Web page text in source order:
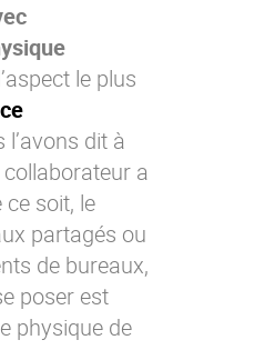
le plus
l’avons dit à
collaborateur a
soit, le
partagés ou
de bureaux,
poser est
physique de